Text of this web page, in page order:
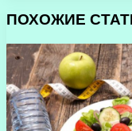
ПОХОЖИЕ